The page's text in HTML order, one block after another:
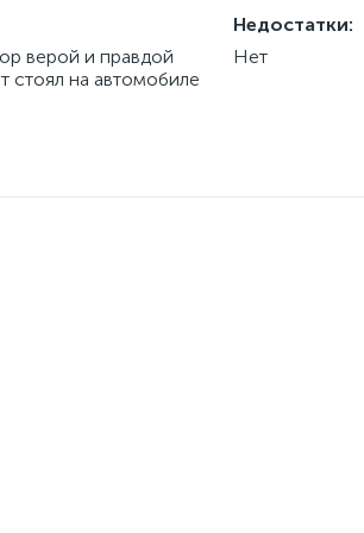
верой и правдой
стоял на автомобиле
Недостатки:
Нет